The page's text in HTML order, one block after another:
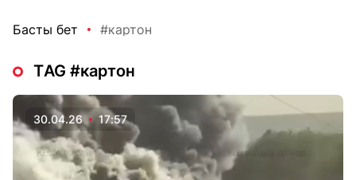
Басты бет #картон
ТAG #картон
30.04.26 17:57